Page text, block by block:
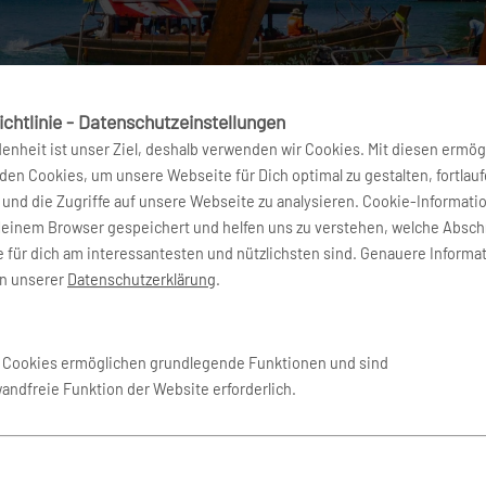
Sehenswürdigkeiten,
Fischerdorf und hat sich zwischenzeitlich zum
- Datenschutzeinstellungen
ist unser Ziel, deshalb verwenden wir Cookies. Mit diesen
Cookies, um unsere Webseite für Dich optimal zu gestalten,
die Zugriffe auf unsere Webseite zu analysieren. Cookie-
Browser gespeichert und helfen uns zu verstehen, welche
für dich am interessantesten und nützlichsten sind. Genauere
unserer Datenschutzerklärung.
Cookies ermöglichen grundlegende Funktionen und sind
Funktion der Website erforderlich.